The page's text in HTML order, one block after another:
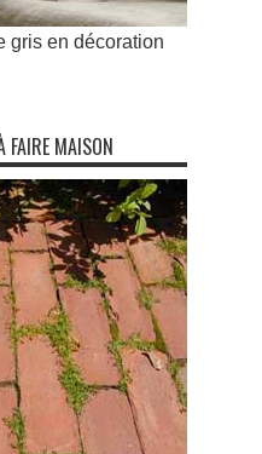
gris en décoration
FAIRE MAISON